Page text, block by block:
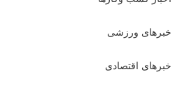
خبرهای ورزشی
خبرهای اقتصادی